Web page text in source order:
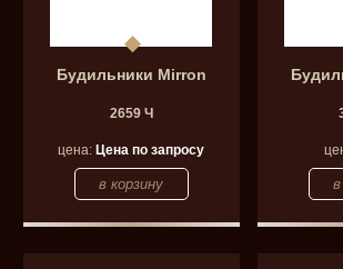
Будильники Mirron
2659 Ч
цена: Цена по запросу